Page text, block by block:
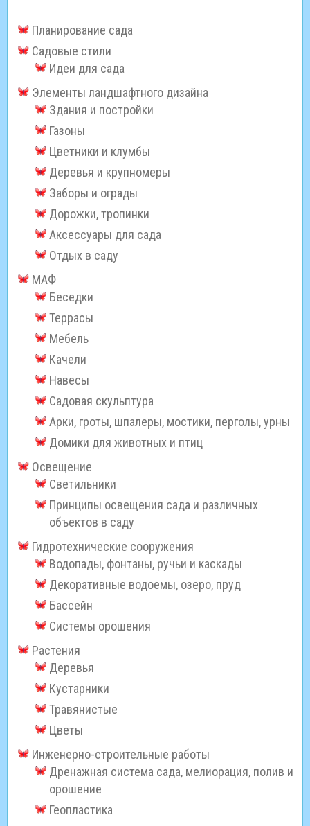
Планирование сада
Садовые стили
Идеи для сада
Элементы ландшафтного дизайна
Здания и постройки
Газоны
Цветники и клумбы
Деревья и крупномеры
Заборы и ограды
Дорожки, тропинки
Аксессуары для сада
Отдых в саду
МАФ
Беседки
Террасы
Мебель
Качели
Навесы
Садовая скульптура
Арки, гроты, шпалеры, мостики, перголы, урны
Домики для животных и птиц
Освещение
Светильники
Принципы освещения сада и различных
объектов в саду
Гидротехнические сооружения
Водопады, фонтаны, ручьи и каскады
Декоративные водоемы, озеро, пруд
Бассейн
Системы орошения
Растения
Деревья
Кустарники
Травянистые
Цветы
Инженерно-строительные работы
Дренажная система сада, мелиорация, полив и
орошение
Геопластика